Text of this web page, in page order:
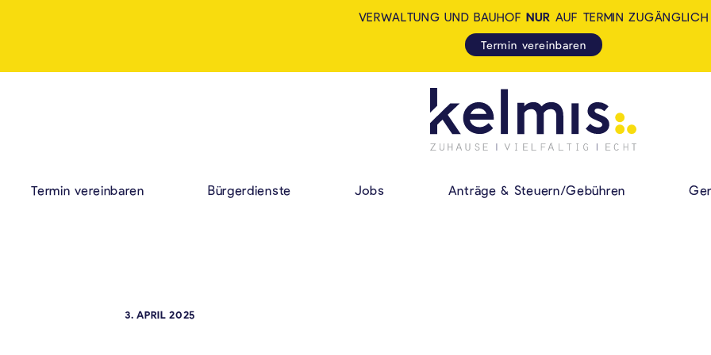
KELMIS - LA
HAUPMENÜ
Termin vereinbaren Bürgerdienste Jobs Anträge & Steuern/Gebühren
VERWALTUNG UND BAUHOF NUR AUF TERMIN ZUGÄNGLICH
Termin vereinbaren
3. APRIL 2025